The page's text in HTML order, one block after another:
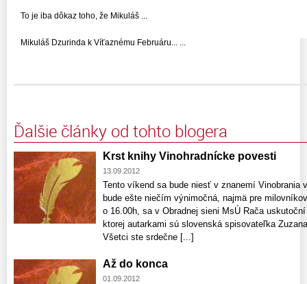
To je iba dôkaz toho, že Mikuláš ...
Mikuláš Dzurinda k Víťaznému Februáru... ...
Ďalšie články od tohto blogera
Krst knihy Vinohradnícke povesti
13.09.2012
Tento víkend sa bude niesť v znanemí Vinobrania
bude ešte niečím výnimočná, najmä pre
o 16.00h, sa v Obradnej sieni MsÚ Rača
ktorej autarkami sú slovenská spisovateľka
Všetci ste srdečne [...]
Až do konca
01.09.2012